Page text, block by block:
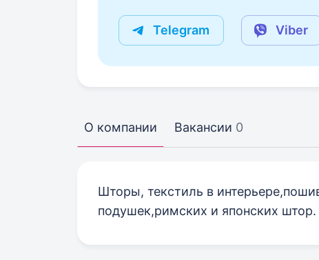
Telegram Viber
О компании Вакансии 0
Шторы, текстиль в
подушек,римских и японских